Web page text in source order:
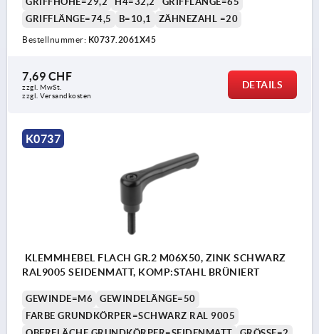
GRIFFLÄNGE=74,5
B=10,1 ZÄHNEZAHL =20
Bestellnummer: K0737.2061X45
7,69 CHF
zzgl. MwSt.
zzgl. Versandkosten
DETAILS
K0737
KLEMMHEBEL FLACH GR.2 M06X50, ZINK SCHWARZ
RAL9005 SEIDENMATT, KOMP:STAHL BRÜNIERT
GEWINDE=M6
GEWINDELÄNGE=50
FARBE GRUNDKÖRPER=SCHWARZ RAL 9005